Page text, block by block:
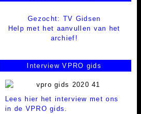
Gezocht: TV Gidsen
Help met het aanvullen van het
archief!
Interview VPRO gids
Lees hier het interview met ons
in de VPRO gids.